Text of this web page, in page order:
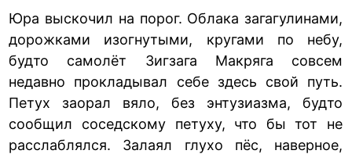
Юра выскочил на порог. Облака загагулинами,
дорожками изогнутыми, кругами по небу,
будто самолёт Зигзага Макряга совсем
недавно прокладывал себе здесь свой путь.
Петух заорал вяло, без энтузиазма, будто
сообщил соседскому петуху, что бы тот не
расслаблялся. Залаял глухо пёс, наверное,